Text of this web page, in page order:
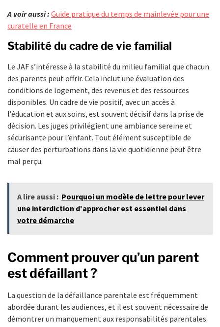
A voir aussi : Guide pratique du temps de mainlevée pour une
curatelle en France
Stabilité du cadre de vie familial
Le JAF s’intéresse à la stabilité du milieu familial que chacun
des parents peut offrir. Cela inclut une évaluation des
conditions de logement, des revenus et des ressources
disponibles. Un cadre de vie positif, avec un accès à
l’éducation et aux soins, est souvent décisif dans la prise de
décision. Les juges privilégient une ambiance sereine et
sécurisante pour l’enfant. Tout élément susceptible de
causer des perturbations dans la vie quotidienne peut être
mal perçu.
A lire aussi : Pourquoi un modèle de lettre pour lever
une interdiction d'approcher est essentiel dans
votre démarche
Comment prouver qu’un parent
est défaillant ?
La question de la défaillance parentale est fréquemment
abordée durant les audiences, et il est souvent nécessaire de
démontrer un manquement aux responsabilités parentales.